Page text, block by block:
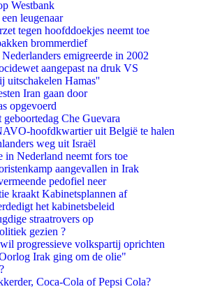
Westbank
leugenaar
tegen hoofddoekjes neemt toe
brommerdief
emigreerde in 2002
aangepast na druk VS
uitschakelen Hamas''
Iran gaan door
opgevoerd
geboortedag Che Guevara
hoofdkwartier uit België te halen
weg uit Israël
in Nederland neemt fors toe
aangevallen in Irak
pedofiel neer
kraakt Kabinetsplannen af
het kabinetsbeleid
straatrovers op
gezien ?
progressieve volkspartij oprichten
Irak ging om de olie"
Coca-Cola of Pepsi Cola?